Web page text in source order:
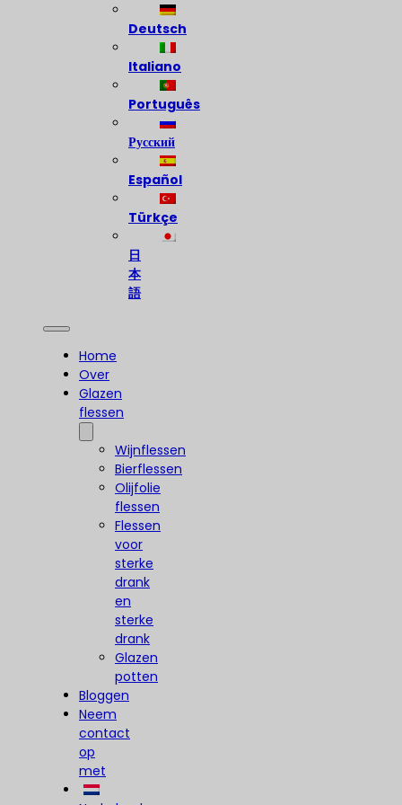
Deutsch
Italiano
Português
Русский
Español
Türkçe
日
本
語
Home
Over
Glazen
flessen
Wijnflessen
Bierflessen
Olijfolie
flessen
Flessen
voor
sterke
drank
en
sterke
drank
Glazen
potten
Bloggen
Neem
contact
op
met